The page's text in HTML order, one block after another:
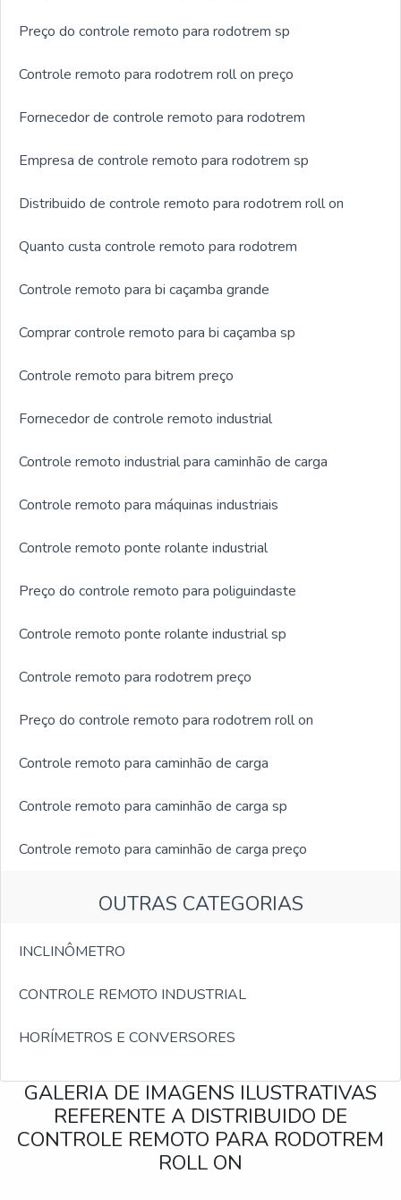
Preço do controle remoto para rodotrem sp
Controle remoto para rodotrem roll on preço
Fornecedor de controle remoto para rodotrem
Empresa de controle remoto para rodotrem sp
Distribuido de controle remoto para rodotrem roll on
Quanto custa controle remoto para rodotrem
Controle remoto para bi caçamba grande
Comprar controle remoto para bi caçamba sp
Controle remoto para bitrem preço
Fornecedor de controle remoto industrial
Controle remoto industrial para caminhão de carga
Controle remoto para máquinas industriais
Controle remoto ponte rolante industrial
Preço do controle remoto para poliguindaste
Controle remoto ponte rolante industrial sp
Controle remoto para rodotrem preço
Preço do controle remoto para rodotrem roll on
Controle remoto para caminhão de carga
Controle remoto para caminhão de carga sp
Controle remoto para caminhão de carga preço
OUTRAS CATEGORIAS
INCLINÔMETRO
CONTROLE REMOTO INDUSTRIAL
HORÍMETROS E CONVERSORES
GALERIA DE IMAGENS ILUSTRATIVAS
REFERENTE A DISTRIBUIDO DE
CONTROLE REMOTO PARA RODOTREM
ROLL ON